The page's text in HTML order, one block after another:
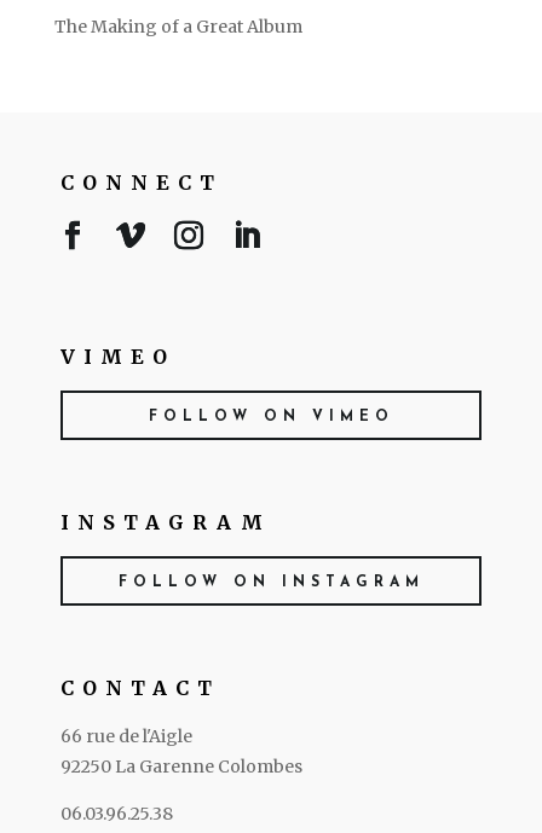
The Making of a Great Album
CONNECT
VIMEO
FOLLOW ON VIMEO
INSTAGRAM
FOLLOW ON INSTAGRAM
CONTACT
66 rue de l'Aigle
92250 La Garenne Colombes
06.03.96.25.38